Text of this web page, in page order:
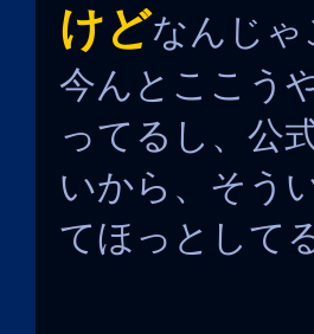
けどなんじゃ
今んとここう
ってるし、公
いから、そう
てほっとして